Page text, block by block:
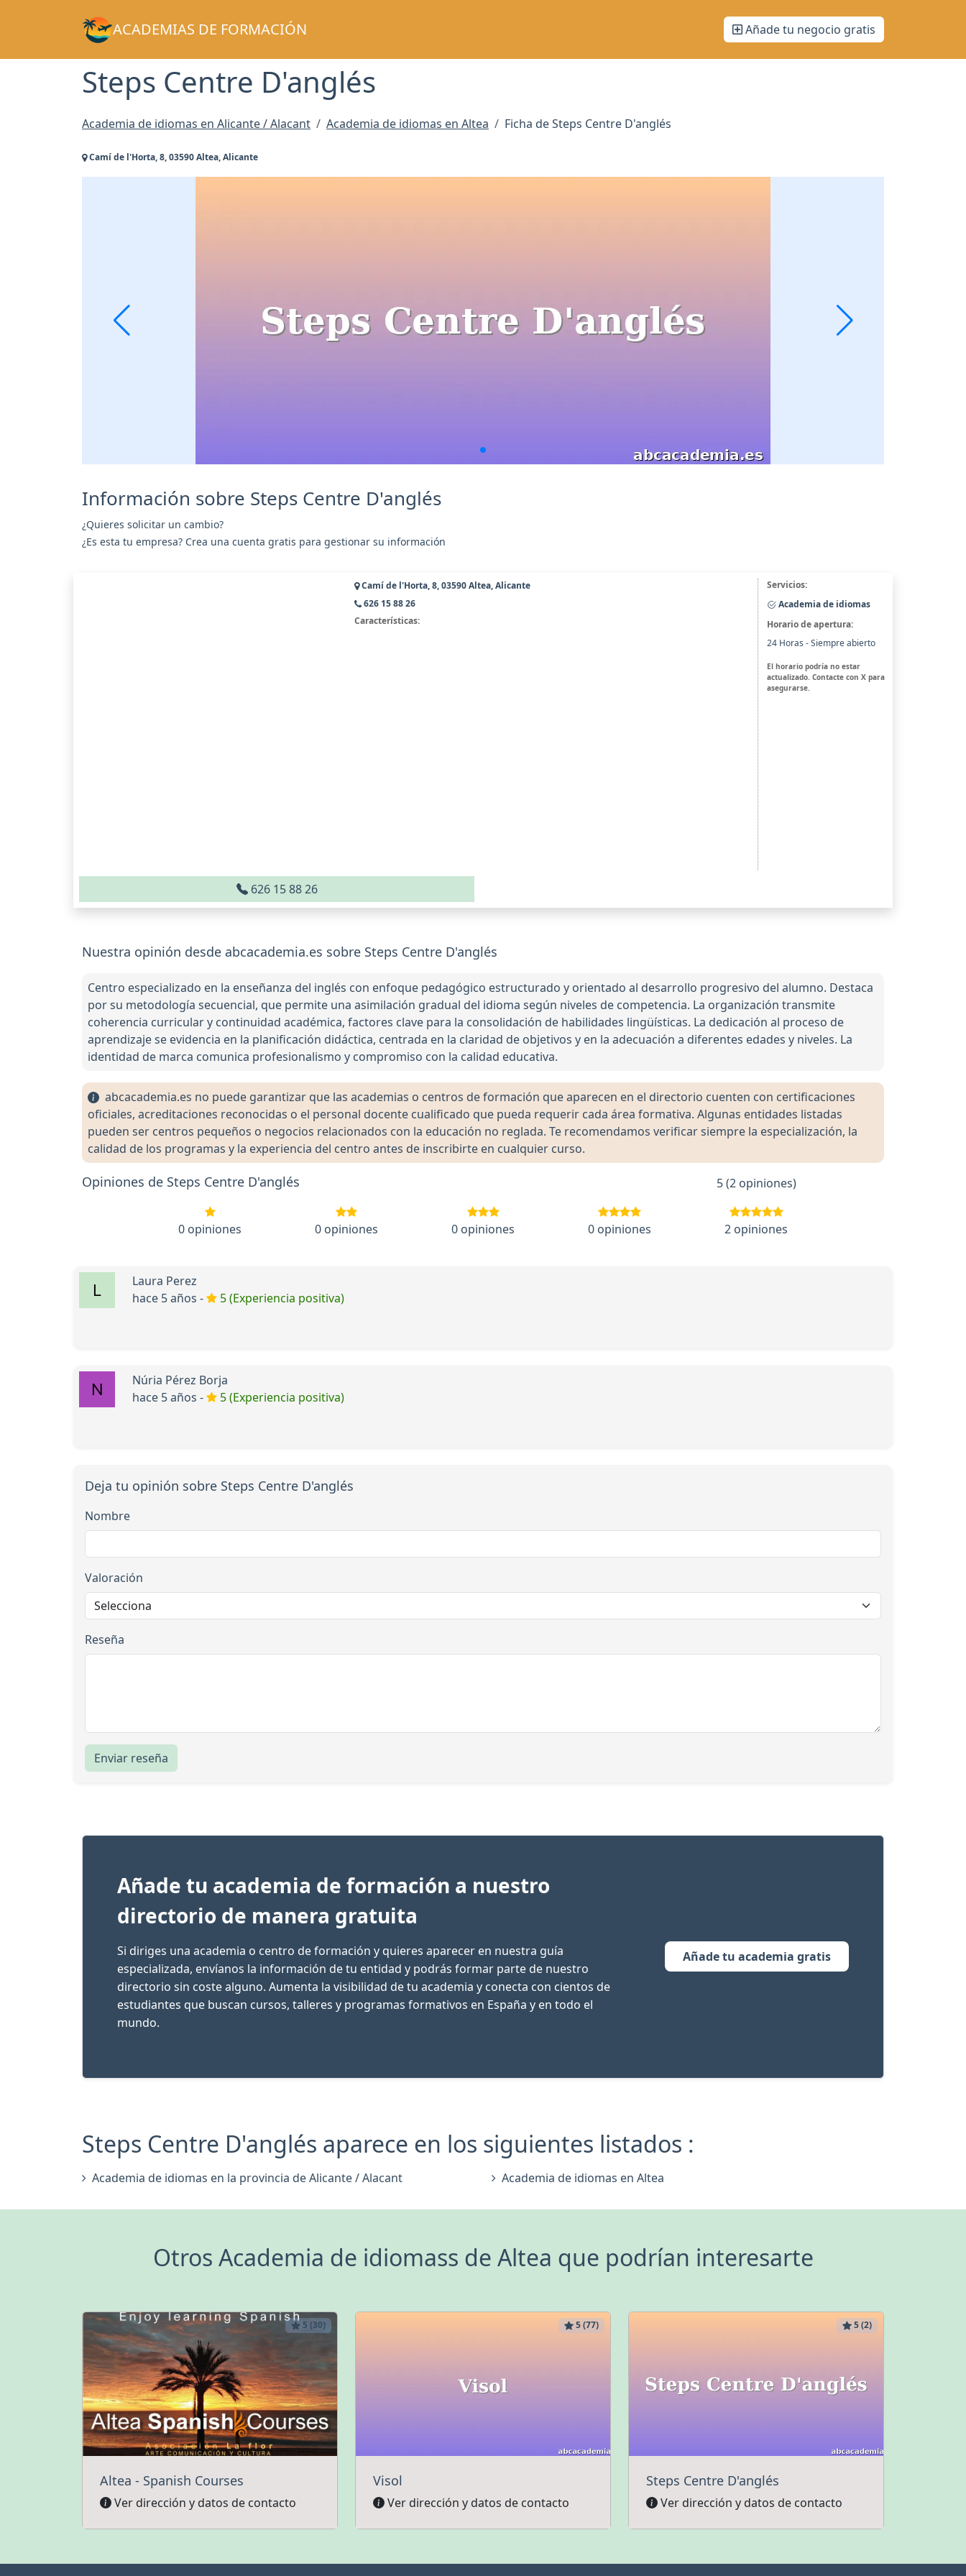
ACADEMIAS DE FORMACIÓN Añade tu negocio gratis
Steps Centre D'anglés
Academia de idiomas en Alicante / Alacant Academia de idiomas en Altea Ficha de Steps Centre D'anglés
Camí de l'Horta, 8, 03590 Altea, Alicante
Información sobre Steps Centre D'anglés
¿Quieres solicitar un cambio?
¿Es esta tu empresa? Crea una cuenta gratis para gestionar su información
Camí de l'Horta, 8, 03590 Altea, Alicante
626 15 88 26
Características:
Servicios:
Academia de idiomas
Horario de apertura:
24 Horas - Siempre abierto
El horario podría no estar
actualizado. Contacte con X para
asegurarse.
626 15 88 26
Nuestra opinión desde abcacademia.es sobre Steps Centre D'anglés
Centro especializado en la enseñanza del inglés con enfoque pedagógico estructurado y orientado al desarrollo progresivo del alumno. Destaca
por su metodología secuencial, que permite una asimilación gradual del idioma según niveles de competencia. La organización transmite
coherencia curricular y continuidad académica, factores clave para la consolidación de habilidades lingüísticas. La dedicación al proceso de
aprendizaje se evidencia en la planificación didáctica, centrada en la claridad de objetivos y en la adecuación a diferentes edades y niveles. La
identidad de marca comunica profesionalismo y compromiso con la calidad educativa.
abcacademia.es no puede garantizar que las academias o centros de formación que aparecen en el directorio cuenten con certificaciones
oficiales, acreditaciones reconocidas o el personal docente cualificado que pueda requerir cada área formativa. Algunas entidades listadas
pueden ser centros pequeños o negocios relacionados con la educación no reglada. Te recomendamos verificar siempre la especialización, la
calidad de los programas y la experiencia del centro antes de inscribirte en cualquier curso.
Opiniones de Steps Centre D'anglés 5 (2 opiniones)
0 opiniones 0 opiniones 0 opiniones 0 opiniones 2 opiniones
Laura Perez
hace 5 años -
5 (Experiencia positiva)
Núria Pérez Borja
hace 5 años -
5 (Experiencia positiva)
Deja tu opinión sobre Steps Centre D'anglés
Nombre
Valoración
Reseña
Enviar reseña
Añade tu academia de formación a nuestro
directorio de manera gratuita
Si diriges una academia o centro de formación y quieres aparecer en nuestra guía
especializada, envíanos la información de tu entidad y podrás formar parte de nuestro
directorio sin coste alguno. Aumenta la visibilidad de tu academia y conecta con cientos de
estudiantes que buscan cursos, talleres y programas formativos en España y en todo el
mundo.
Añade tu academia gratis
Steps Centre D'anglés aparece en los siguientes listados :
Academia de idiomas en la provincia de Alicante / Alacant Academia de idiomas en Altea
Otros Academia de idiomass de Altea que podrían interesarte
5 (30)
Altea - Spanish Courses
Ver dirección y datos de contacto
5 (77)
Visol
Ver dirección y datos de contacto
5 (2)
Steps Centre D'anglés
Ver dirección y datos de contacto